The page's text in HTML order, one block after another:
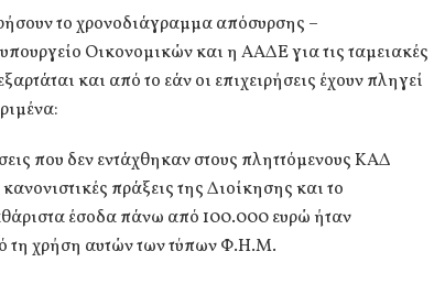
το χρονοδιάγραμμα απόσυρσης –
Οικονομικών και η ΑΑΔΕ για τις ταμειακές
και από το εάν οι επιχειρήσεις έχουν πληγεί
που δεν εντάχθηκαν στους πληττόμενους ΚΑΔ
πράξεις της Διοίκησης και το
έσοδα πάνω από 100.000 ευρώ ήταν
τη χρήση αυτών των τύπων Φ.Η.Μ.